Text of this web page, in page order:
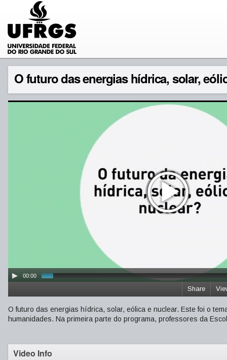
O futuro das energias hídrica, solar,
00:00
Share
O futuro das energias hídrica, solar, eólica e nuclear. Este foi o
humanidades. Na primeira parte do programa, professores da
Video Info